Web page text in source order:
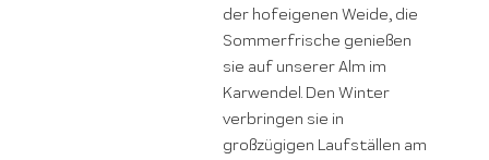
der hofeigenen Weide, die
Sommerfrische genießen
sie auf unserer Alm im
Karwendel. Den Winter
verbringen sie in
großzügigen Laufställen am